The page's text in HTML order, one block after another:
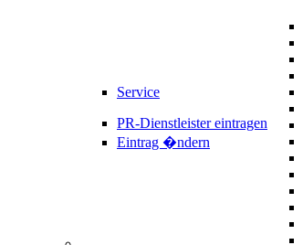
Service
PR-Dienstleister eintragen
Eintrag �ndern